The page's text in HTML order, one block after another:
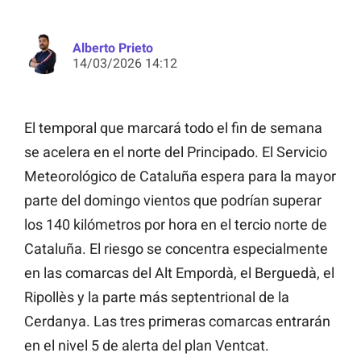
Alberto Prieto
14/03/2026 14:12
El temporal que marcará todo el fin de semana
se acelera en el norte del Principado. El Servicio
Meteorológico de Cataluña espera para la mayor
parte del domingo vientos que podrían superar
los 140 kilómetros por hora en el tercio norte de
Cataluña. El riesgo se concentra especialmente
en las comarcas del Alt Empordà, el Berguedà, el
Ripollès y la parte más septentrional de la
Cerdanya. Las tres primeras comarcas entrarán
en el nivel 5 de alerta del plan Ventcat.